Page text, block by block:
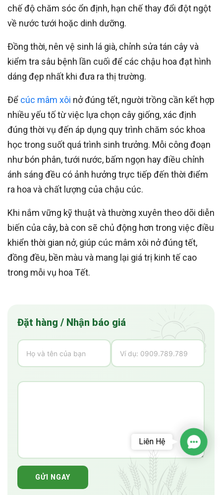
chế độ chăm sóc ổn định, hạn chế thay đổi đột ngột
về nước tưới hoặc dinh dưỡng.
Đồng thời, nên vệ sinh lá già, chỉnh sửa tán cây và
kiểm tra sâu bệnh lần cuối để các chậu hoa đạt hình
dáng đẹp nhất khi đưa ra thị trường.
Để cúc mâm xôi nở đúng tết, người trồng cần kết hợp
nhiều yếu tố từ việc lựa chọn cây giống, xác định
đúng thời vụ đến áp dụng quy trình chăm sóc khoa
học trong suốt quá trình sinh trưởng. Mỗi công đoạn
như bón phân, tưới nước, bấm ngọn hay điều chỉnh
ánh sáng đều có ảnh hưởng trực tiếp đến thời điểm
ra hoa và chất lượng của chậu cúc.
Khi nắm vững kỹ thuật và thường xuyên theo dõi diễn
biến của cây, bà con sẽ chủ động hơn trong việc điều
khiển thời gian nở, giúp cúc mâm xôi nở đúng tết,
đồng đều, bền màu và mang lại giá trị kinh tế cao
trong mỗi vụ hoa Tết.
Đặt hàng / Nhận báo giá
GỬI NGAY
Liên Hệ